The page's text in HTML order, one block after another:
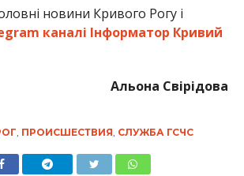
новини Кривого Рогу і
каналі Інформатор Кривий
Альона Свірідова
ПРОИСШЕСТВИЯ СЛУЖБА ГСЧС